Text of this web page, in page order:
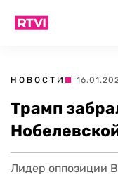
НОВОСТИ |
Трамп
Лидер оппозиции